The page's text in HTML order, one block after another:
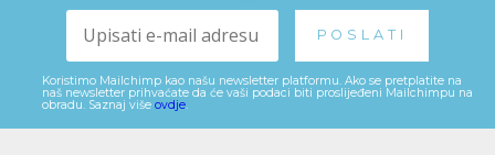
Koristimo Mailchimp kao našu newsletter platformu. Ako se pretplatite na
naš newsletter prihvaćate da će vaši podaci biti proslijeđeni Mailchimpu na
obradu. Saznaj više ovdje.